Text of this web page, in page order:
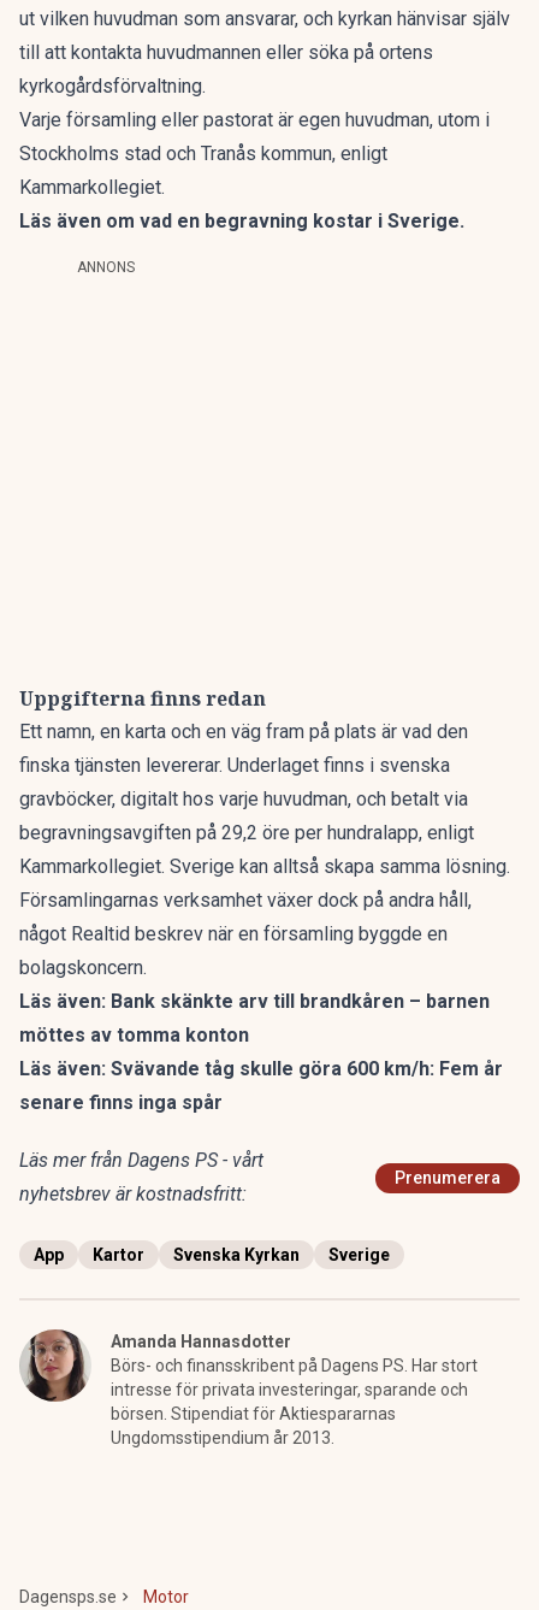
ut vilken huvudman som ansvarar, och kyrkan hänvisar själv
till att kontakta huvudmannen eller söka på ortens
kyrkogårdsförvaltning.
Varje församling eller pastorat är egen huvudman, utom i
Stockholms stad och Tranås kommun, enligt
Kammarkollegiet.
Läs även om vad en begravning kostar i Sverige.
ANNONS
Uppgifterna finns redan
Ett namn, en karta och en väg fram på plats är vad den
finska tjänsten levererar. Underlaget finns i svenska
gravböcker, digitalt hos varje huvudman, och betalt via
begravningsavgiften på 29,2 öre per hundralapp, enligt
Kammarkollegiet. Sverige kan alltså skapa samma lösning.
Församlingarnas verksamhet växer dock på andra håll,
något Realtid beskrev när en församling byggde en
bolagskoncern.
Läs även: Bank skänkte arv till brandkåren – barnen
möttes av tomma konton
Läs även: Svävande tåg skulle göra 600 km/h: Fem år
senare finns inga spår
Läs mer från Dagens PS - vårt
nyhetsbrev är kostnadsfritt:
Prenumerera
App Kartor Svenska Kyrkan Sverige
Amanda Hannasdotter
Börs- och finansskribent på Dagens PS. Har stort
intresse för privata investeringar, sparande och
börsen. Stipendiat för Aktiespararnas
Ungdomsstipendium år 2013.
Dagensps.se Motor